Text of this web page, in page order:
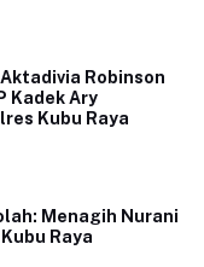
Robinson
Kadek Ary
Kubu Raya
Menagih Nurani
Raya